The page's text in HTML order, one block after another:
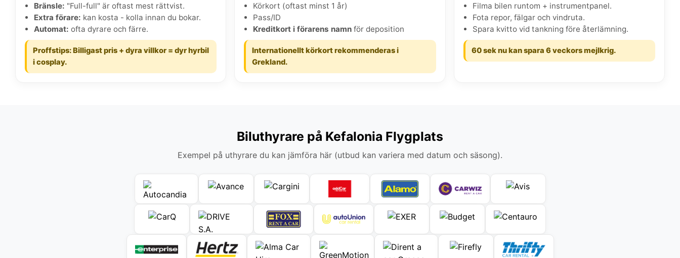
Bränsle: "Full-full" är oftast mest rättvist.
Extra förare: kan kosta - kolla innan du bokar.
Automat: ofta dyrare och färre.
Proffstips: Billigast pris + dyra villkor = dyr hyrbil
i cosplay.
Körkort (oftast minst 1 år)
Pass/ID
Kreditkort i förarens namn för deposition
Internationellt körkort rekommenderas i
Grekland.
Filma bilen runtom + instrumentpanel.
Fota repor, fälgar och vindruta.
Spara kvitto vid tankning före återlämning.
60 sek nu kan spara 6 veckors mejlkrig.
Biluthyrare på Kefalonia Flygplats
Exempel på uthyrare du kan jämföra här (utbud kan variera med datum och säsong).